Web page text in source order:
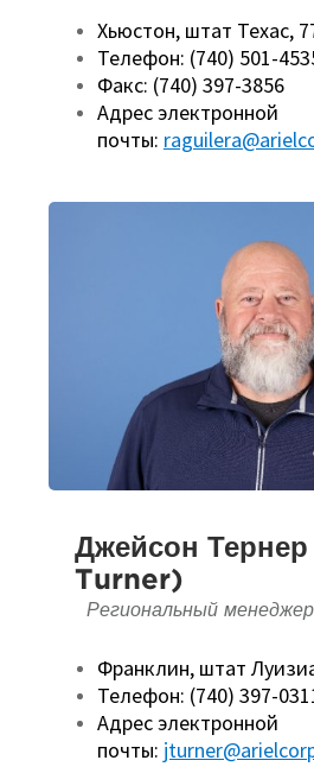
Хьюстон, штат Техас,
Телефон: (740) 501-
Факс: (740) 397-3856
Адрес электронной
почты:
Джейсон
Turner)
Региональный
Франклин, штат
Телефон: (740) 397-
Адрес электронной
почты: